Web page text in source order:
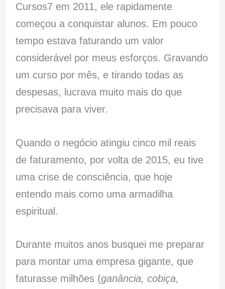
Cursos7 em 2011, ele rapidamente
começou a conquistar alunos. Em pouco
tempo estava faturando um valor
considerável por meus esforços. Gravando
um curso por mês, e tirando todas as
despesas, lucrava muito mais do que
precisava para viver.
Quando o negócio atingiu cinco mil reais
de faturamento, por volta de 2015, eu tive
uma crise de consciência, que hoje
entendo mais como uma armadilha
espiritual.
Durante muitos anos busquei me preparar
para montar uma empresa gigante, que
faturasse milhões (ganância, cobiça,